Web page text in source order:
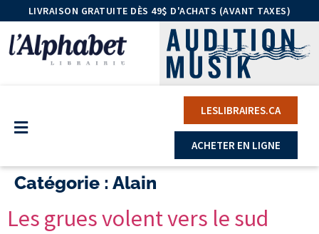
LIVRAISON GRATUITE DÈS 49$ D'ACHATS (AVANT TAXES)
LESLIBRAIRES.CA
ACHETER EN LIGNE
Catégorie : Alain
Les grues volent vers le sud